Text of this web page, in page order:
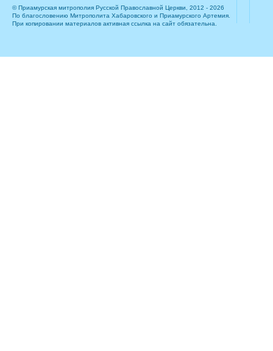
© Приамурская митрополия Русской Православной Церкви, 2012 - 2026
По благословению Митрополита Хабаровского и Приамурского Артемия.
При копировании материалов активная ссылка на сайт обязательна.